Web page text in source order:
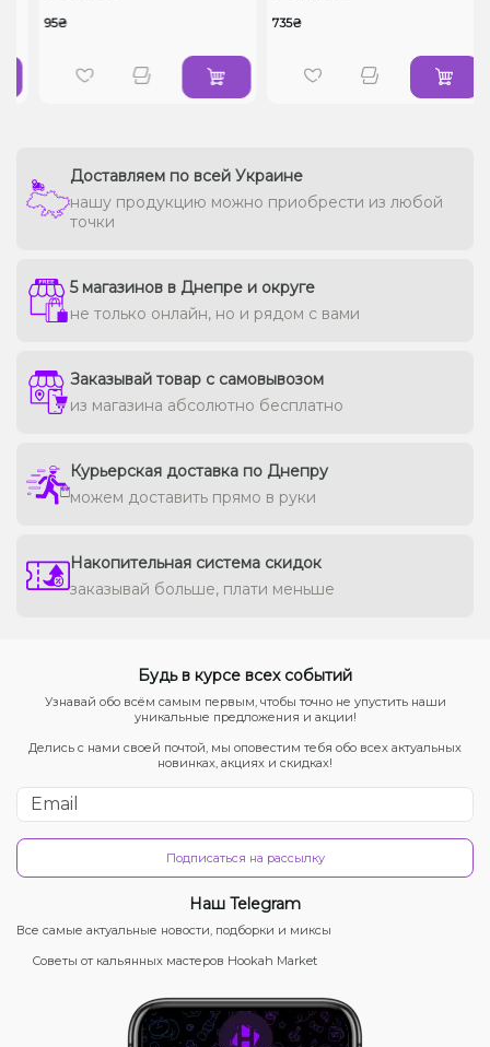
95₴ 735₴
Доставляем по всей Украине
нашу продукцию можно приобрести из любой
точки
5 магазинов в Днепре и округе
не только онлайн, но и рядом с вами
Заказывай товар с самовывозом
из магазина абсолютно бесплатно
Курьерская доставка по Днепру
можем доставить прямо в руки
Накопительная система скидок
заказывай больше, плати меньше
Будь в курсе всех событий
Узнавай обо всём самым первым, чтобы точно не упустить наши
уникальные предложения и акции!
Делись с нами своей почтой, мы оповестим тебя обо всех актуальных
новинках, акциях и скидках!
Подписаться на рассылку
Наш Telegram
Все самые актуальные новости, подборки и миксы
Советы от кальянных мастеров Hookah Market